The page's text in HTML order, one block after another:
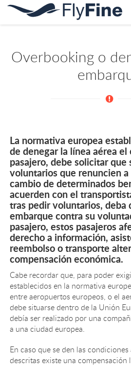
Overbooking o
La normativa europea
de denegar la línea aérea el
pasajero, debe solicitar que
voluntarios que renuncien a
cambio de determinados
acuerden con el
tras pedir voluntarios, deba
embarque contra su
pasajero, estos pasajeros
derecho a información,
reembolso o transporte
compensación económica.
Cabe recordar que, para poder
establecidos en la normativa
entre aeropuertos europeos, o el
debe situarse dentro de la Unión
debía ser realizado por una
a una ciudad europea.
En caso que se den las
descritas existe una compensación